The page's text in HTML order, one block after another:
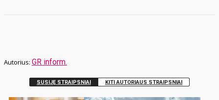
GR inform.
SUSIJĘ STRAIPSNIAI KITI AUTORIAUS STRAIPSNIAI